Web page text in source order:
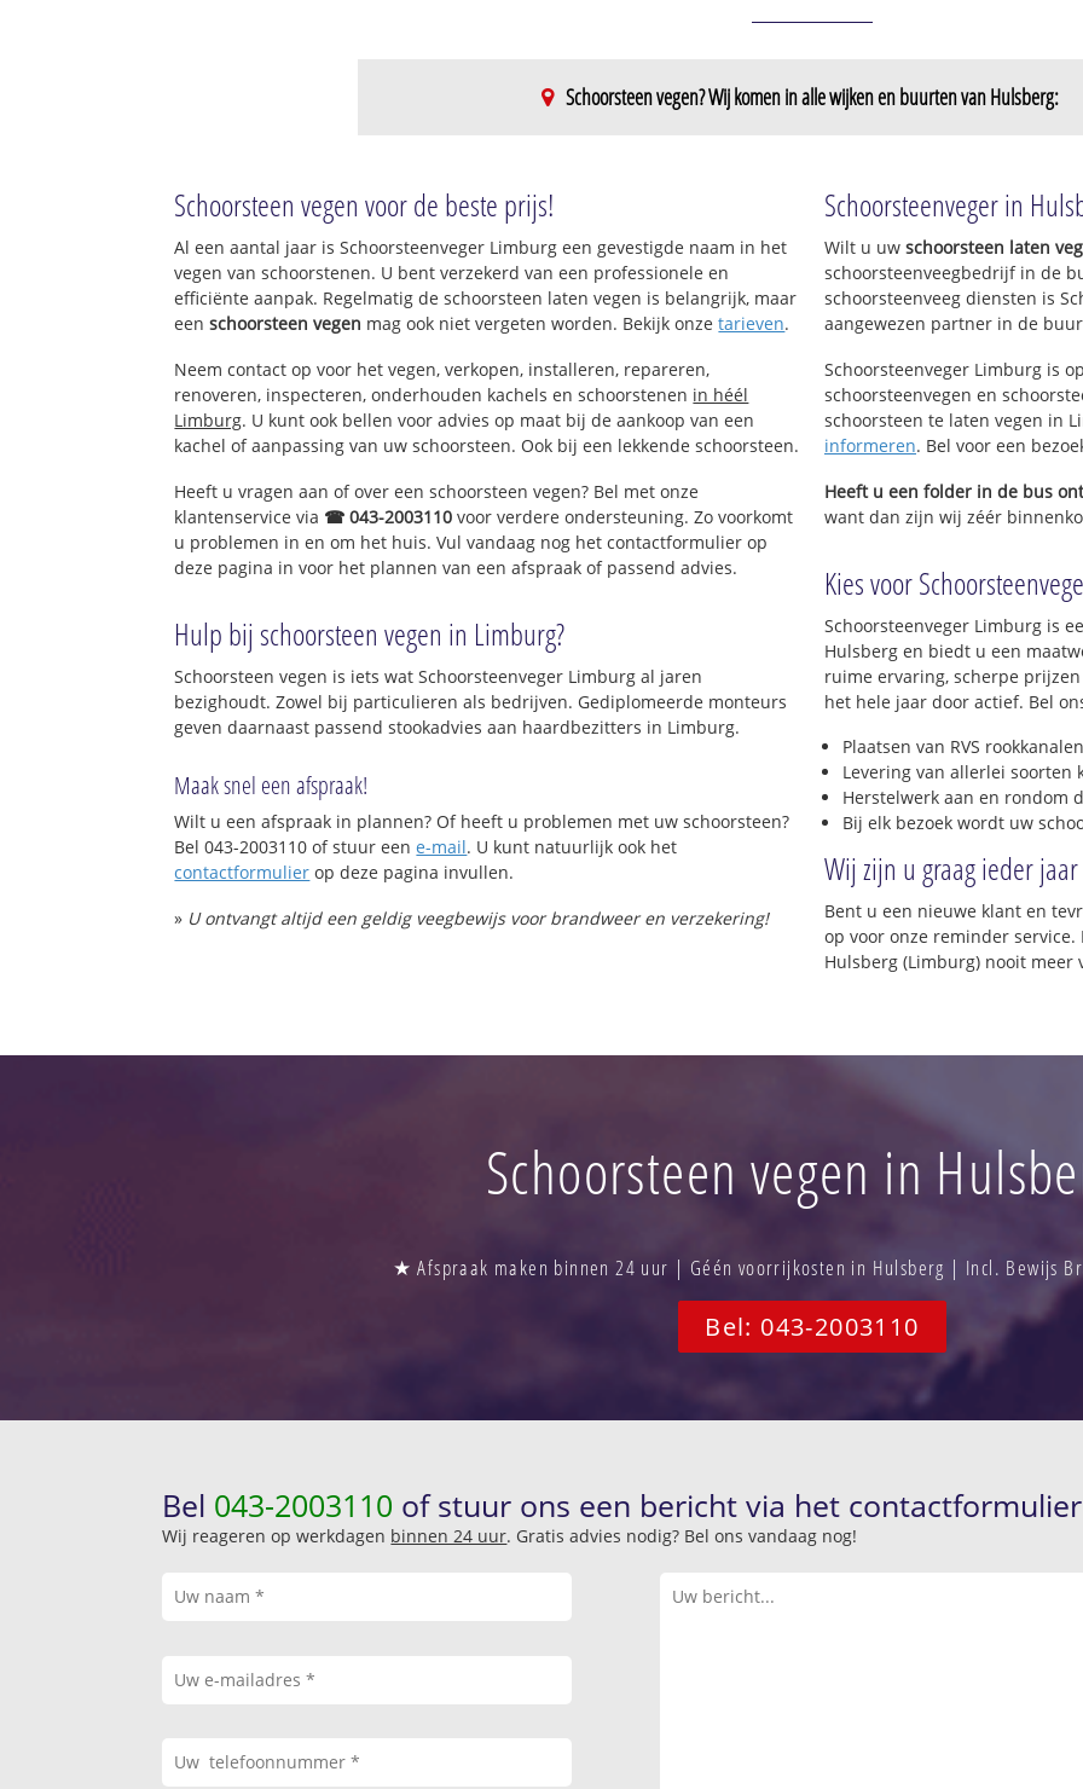
Schoorsteen vegen? Wij komen in alle wijken en buurten van Hulsberg:
Aalbeek
Arensgenhout
Schoorsteen vegen voor de beste prijs!
Al een aantal jaar is Schoorsteenveger Limburg een gevestigde naam in het
vegen van schoorstenen. U bent verzekerd van een professionele en
efficiënte aanpak. Regelmatig de schoorsteen laten vegen is belangrijk, maar
eenschoorsteen vegen mag ook niet vergeten worden. Bekijk onzetarieven.
Neem contact op voor het vegen, verkopen, installeren, repareren,
renoveren, inspecteren, onderhouden kachels en schoorstenen in héél
Limburg. U kunt ook bellen voor advies op maat bij de aankoop van een
kachel of aanpassing van uw schoorsteen. Ook bij een lekkende schoorsteen.
Heeft u vragen aan of over een schoorsteen vegen? Bel met onze
klantenservice via ☎ 043-2003110 voor verdere ondersteuning. Zo voorkomt
u problemen in en om het huis. Vul vandaag nog het contactformulier op
deze pagina in voor het plannen van een afspraak of passend advies.
Hulp bij schoorsteen vegen in Limburg?
Schoorsteen vegen is iets wat Schoorsteenveger Limburg al jaren
bezighoudt. Zowel bij particulieren als bedrijven. Gediplomeerde monteurs
geven daarnaast passend stookadvies aan haardbezitters in Limburg.
Maak snel een afspraak!
Wilt u een afspraak in plannen? Of heeft u problemen met uw schoorsteen?
Bel 043-2003110 of stuur eene-mail. U kunt natuurlijk ook het
contactformulier op deze pagina invullen.
» U ontvangt altijd een geldig veegbewijs voor brandweer en verzekering!
Schoorsteenveger in
Wilt u uw schoorsteen laten
schoorsteenveegbedrijf in de
schoorsteenveeg diensten is
aangewezen partner in de
Schoorsteenveger Limburg is
schoorsteenvegen en
schoorsteen te laten vegen in
informeren. Bel voor een
Heeft u een folder in de bus
want dan zijn wij zéér
Kies voor
Schoorsteenveger Limburg is
Hulsberg en biedt u een
ruime ervaring, scherpe
het hele jaar door actief. Bel
Plaatsen van RVS
Levering van allerlei soorten
Herstelwerk aan en rondom
Bij elk bezoek wordt uw
Wij zijn u graag ieder
Bent u een nieuwe klant en
op voor onze reminder
Hulsberg (Limburg) nooit meer
Schoorsteen vegen in
★ Afspraak maken binnen 24 uur | Géén voorrijkosten in Hulsberg | Incl. Bewijs
Bel: 043-2003110
Bel 043-2003110 of stuur ons een bericht via het
Wij reageren op werkdagen binnen 24 uur. Gratis advies nodig? Bel ons vandaag nog!